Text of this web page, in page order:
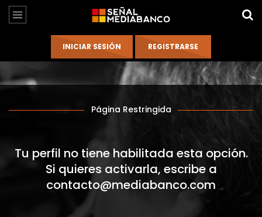
Página Restringida
Tu perfil no tiene habilitada esta opción.
Si quieres activarla, escribe a
contacto@mediabanco.com